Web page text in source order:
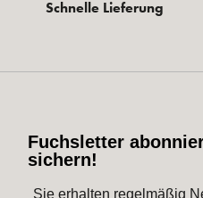
Schnelle Lieferung
Fuchsletter
sichern!
Sie erhalten regelmäßig